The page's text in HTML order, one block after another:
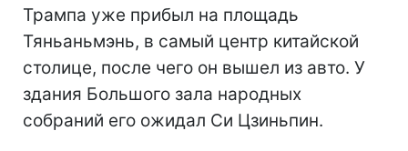
Трампа уже прибыл на площадь
Тяньаньмэнь, в самый центр китайской
столице, после чего он вышел из авто. У
здания Большого зала народных
собраний его ожидал Си Цзиньпин.